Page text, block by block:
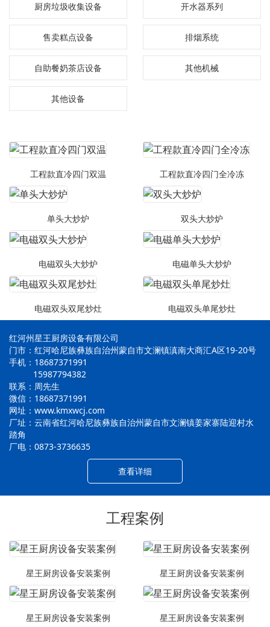
厨房垃圾收集设备 开水器系列
售卖糕点设备 排烟系统
自助餐奶茶店设备 其他机械
其他设备
工程款直冷四门双温 工程款直冷四门全冷冻
单头大炒炉 双头大炒炉
电磁双头大炒炉 电磁单头大炒炉
电磁双头双尾炒灶 电磁双头单尾炒灶
红河州星王厨房设备有限公司
门市：红河哈尼族彝族自治州蒙自市文澜镇滇南大商汇A区19-20号
手机：18687371991
15987794382
联系：周先生
微信：18687371991
网址：www.kmxwcj.com
厂址：云南省红河哈尼族彝族自治州蒙自市文澜镇姜家寨陆迎村水
踏角
厂电：0873-3736635
查看详细
工程案例
星王厨房设备安装案例 星王厨房设备安装案例
星王厨房设备安装案例 星王厨房设备安装案例